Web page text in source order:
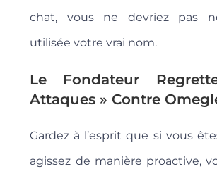
chat, vous ne devriez pas
utilisée votre vrai nom.
Le Fondateur
Attaques » Contre
Gardez à l’esprit que si vous
agissez de manière proactive,